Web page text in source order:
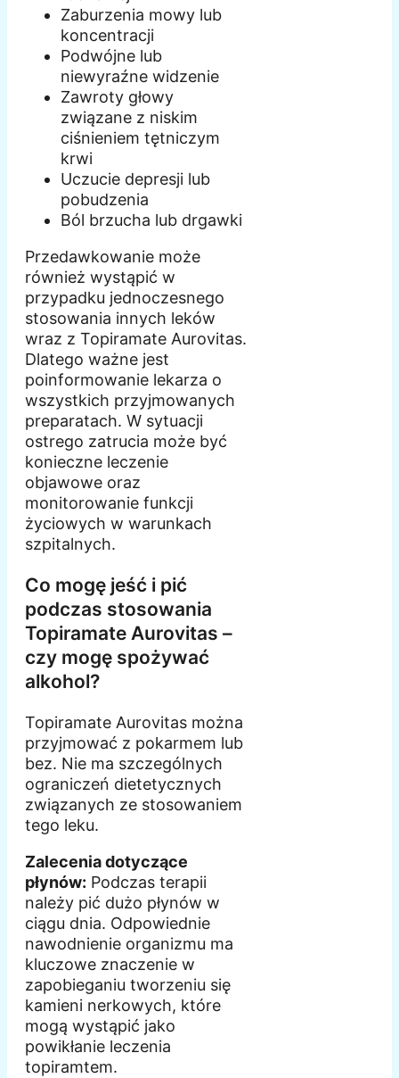
Zaburzenia mowy lub
koncentracji
Podwójne lub
niewyraźne widzenie
Zawroty głowy
związane z niskim
ciśnieniem tętniczym
krwi
Uczucie depresji lub
pobudzenia
Ból brzucha lub drgawki
Przedawkowanie może
również wystąpić w
przypadku jednoczesnego
stosowania innych leków
wraz z Topiramate Aurovitas.
Dlatego ważne jest
poinformowanie lekarza o
wszystkich przyjmowanych
preparatach. W sytuacji
ostrego zatrucia może być
konieczne leczenie
objawowe oraz
monitorowanie funkcji
życiowych w warunkach
szpitalnych.
Co mogę jeść i pić
podczas stosowania
Topiramate Aurovitas –
czy mogę spożywać
alkohol?
Topiramate Aurovitas można
przyjmować z pokarmem lub
bez. Nie ma szczególnych
ograniczeń dietetycznych
związanych ze stosowaniem
tego leku.
Zalecenia dotyczące
płynów: Podczas terapii
należy pić dużo płynów w
ciągu dnia. Odpowiednie
nawodnienie organizmu ma
kluczowe znaczenie w
zapobieganiu tworzeniu się
kamieni nerkowych, które
mogą wystąpić jako
powikłanie leczenia
topiramtem.